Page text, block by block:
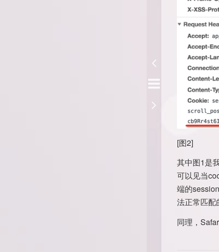
[图2]
其中图1是
可以见当
端的
法正常匹配
同理，